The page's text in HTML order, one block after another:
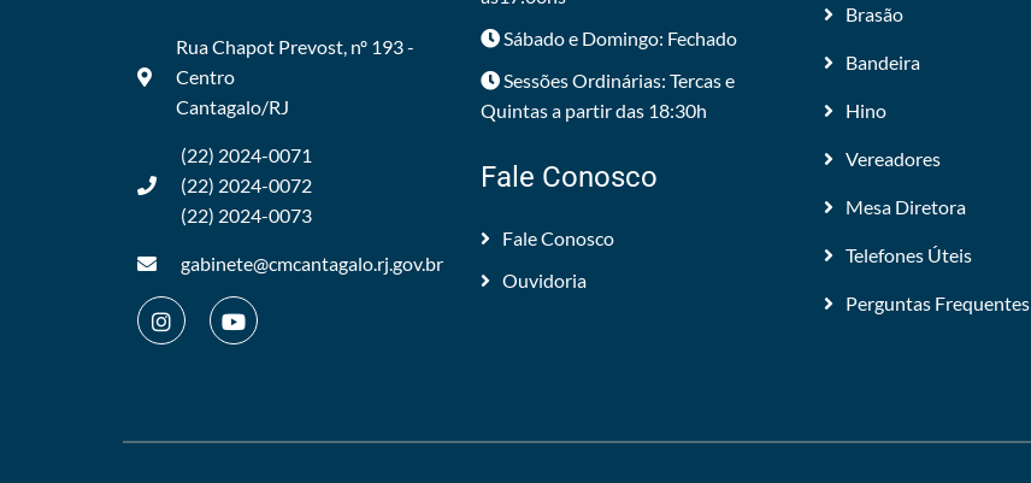
Rua Chapot Prevost, nº 193 -
Centro
Cantagalo/RJ
(22) 2024-0071
(22) 2024-0072
(22) 2024-0073
gabinete@cmcantagalo.rj.gov.br
Sábado e Domingo: Fechado
Sessões Ordinárias: Tercas e
Quintas a partir das 18:30h
Fale Conosco
Fale Conosco
Ouvidoria
Brasão
Bandeira
Hino
Vereadores
Mesa Diretora
Telefones Úteis
Perguntas Frequentes